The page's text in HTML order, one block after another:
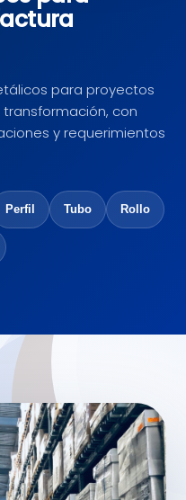
para proyectos
con
y requerimientos
Perfil Tubo Rollo